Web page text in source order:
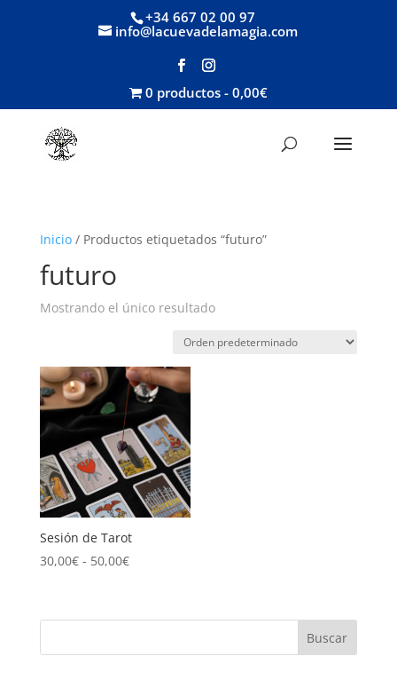
+34 667 02 00 97
info@lacuevadelamagia.com
0 productos 0,00€
Inicio/ Productos etiquetados “futuro”
futuro
Mostrando el único resultado
Sesión de Tarot
30,00€ - 50,00€Rango
desde
Buscar